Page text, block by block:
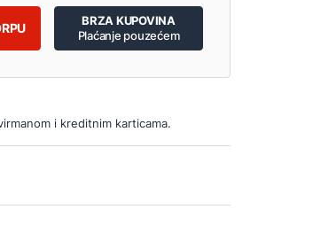
BRZA KUPOVINA
Plaćanje pouzećem
i kreditnim karticama.